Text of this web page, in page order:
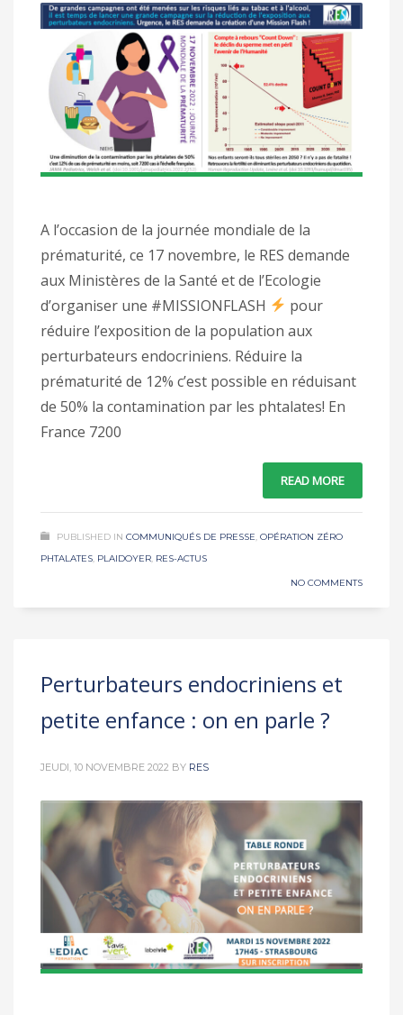
A l’occasion de la journée mondiale de la
prématurité, ce 17 novembre, le RES demande
aux Ministères de la Santé et de l’Ecologie
d’organiser une #MISSIONFLASH
pour
réduire l’exposition de la population aux
perturbateurs endocriniens. Réduire la
prématurité de 12% c’est possible en réduisant
de 50% la contamination par les phtalates! En
France 7200
READ MORE
PUBLISHED IN COMMUNIQUÉS DE PRESSE OPÉRATION ZÉRO
PHTALATES PLAIDOYER RES-ACTUS
NO COMMENTS
Perturbateurs endocriniens et
petite enfance : on en parle ?
JEUDI, 10 NOVEMBRE 2022 BY RES